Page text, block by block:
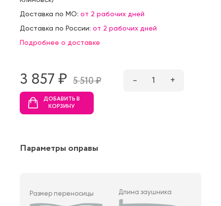
Доставка по МО: от 2 рабочих дней
Доставка по России: от 2 рабочих дней
Подробнее о доставке
3 857 ₷ 5 510 ₷ – 1 +
ДОБАВИТЬ В
КОРЗИНУ
Параметры оправы
Размер переносицы Длина заушника